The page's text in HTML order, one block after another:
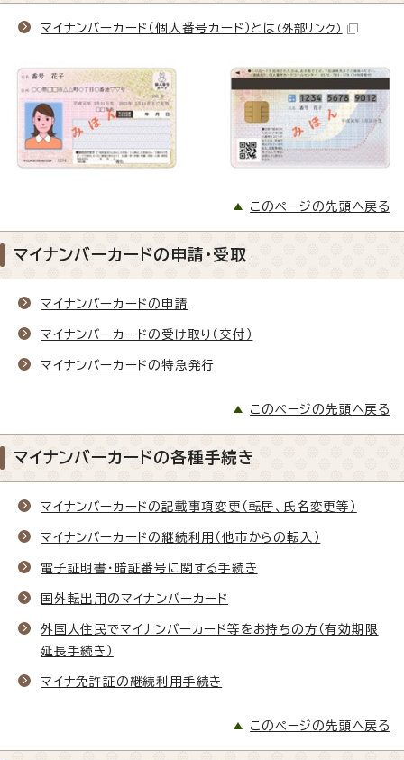
マイナンバーカード（個人番号カード）とは （外部リンク）
このページの先頭へ戻る
マイナンバーカードの申請・受取
マイナンバーカードの申請
マイナンバーカードの受け取り（交付）
マイナンバーカードの特急発行
このページの先頭へ戻る
マイナンバーカードの各種手続き
マイナンバーカードの記載事項変更（転居、氏名変更等）
マイナンバーカードの継続利用（他市からの転入）
電子証明書・暗証番号に関する手続き
国外転出用のマイナンバーカード
外国人住民でマイナンバーカード等をお持ちの方（有効期限
延長手続き）
マイナ免許証の継続利用手続き
このページの先頭へ戻る